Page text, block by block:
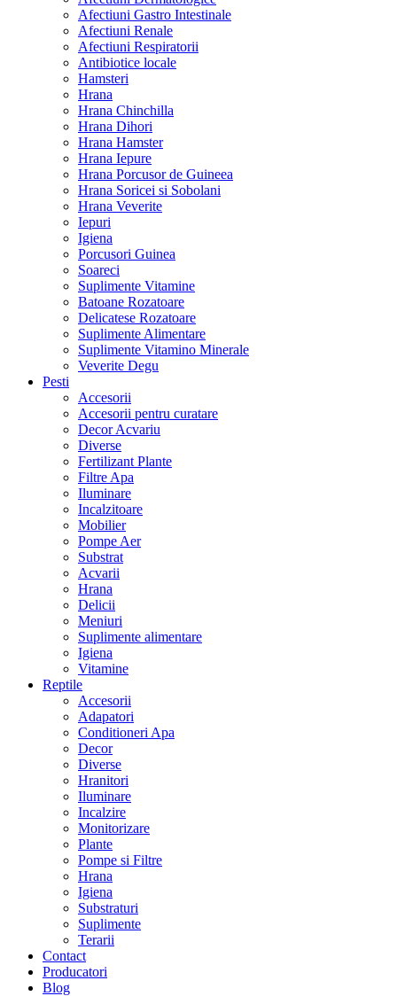
Afectiuni Gastro Intestinale
Afectiuni Renale
Afectiuni Respiratorii
Antibiotice locale
Hamsteri
Hrana
Hrana Chinchilla
Hrana Dihori
Hrana Hamster
Hrana Iepure
Hrana Porcusor de Guineea
Hrana Soricei si Sobolani
Hrana Veverite
Iepuri
Igiena
Porcusori Guinea
Soareci
Suplimente Vitamine
Batoane Rozatoare
Delicatese Rozatoare
Suplimente Alimentare
Suplimente Vitamino Minerale
Veverite Degu
Pesti
Accesorii
Accesorii pentru curatare
Decor Acvariu
Diverse
Fertilizant Plante
Filtre Apa
Iluminare
Incalzitoare
Mobilier
Pompe Aer
Substrat
Acvarii
Hrana
Delicii
Meniuri
Suplimente alimentare
Igiena
Vitamine
Reptile
Accesorii
Adapatori
Conditioneri Apa
Decor
Diverse
Hranitori
Iluminare
Incalzire
Monitorizare
Plante
Pompe si Filtre
Hrana
Igiena
Substraturi
Suplimente
Terarii
Contact
Producatori
Blog